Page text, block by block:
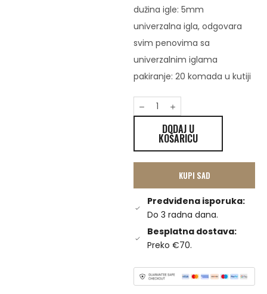
dužina igle: 5mm
univerzalna igla, odgovara
svim penovima sa
univerzalnim iglama
pakiranje: 20 komada u kutiji
DODAJ U
KOŠARICU
KUPI SAD
Predviđena isporuka:
Do 3 radna dana.
Besplatna dostava:
Preko €70.